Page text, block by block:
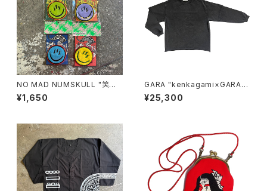
NO MAD NUMSKULL "笑温
泉 FELT WAPPEN"
¥1,650
GARA "kenkagami×GARA L
AYER SLEEVE T-SHIRT"(BL
ACK×BLACK)
¥25,300